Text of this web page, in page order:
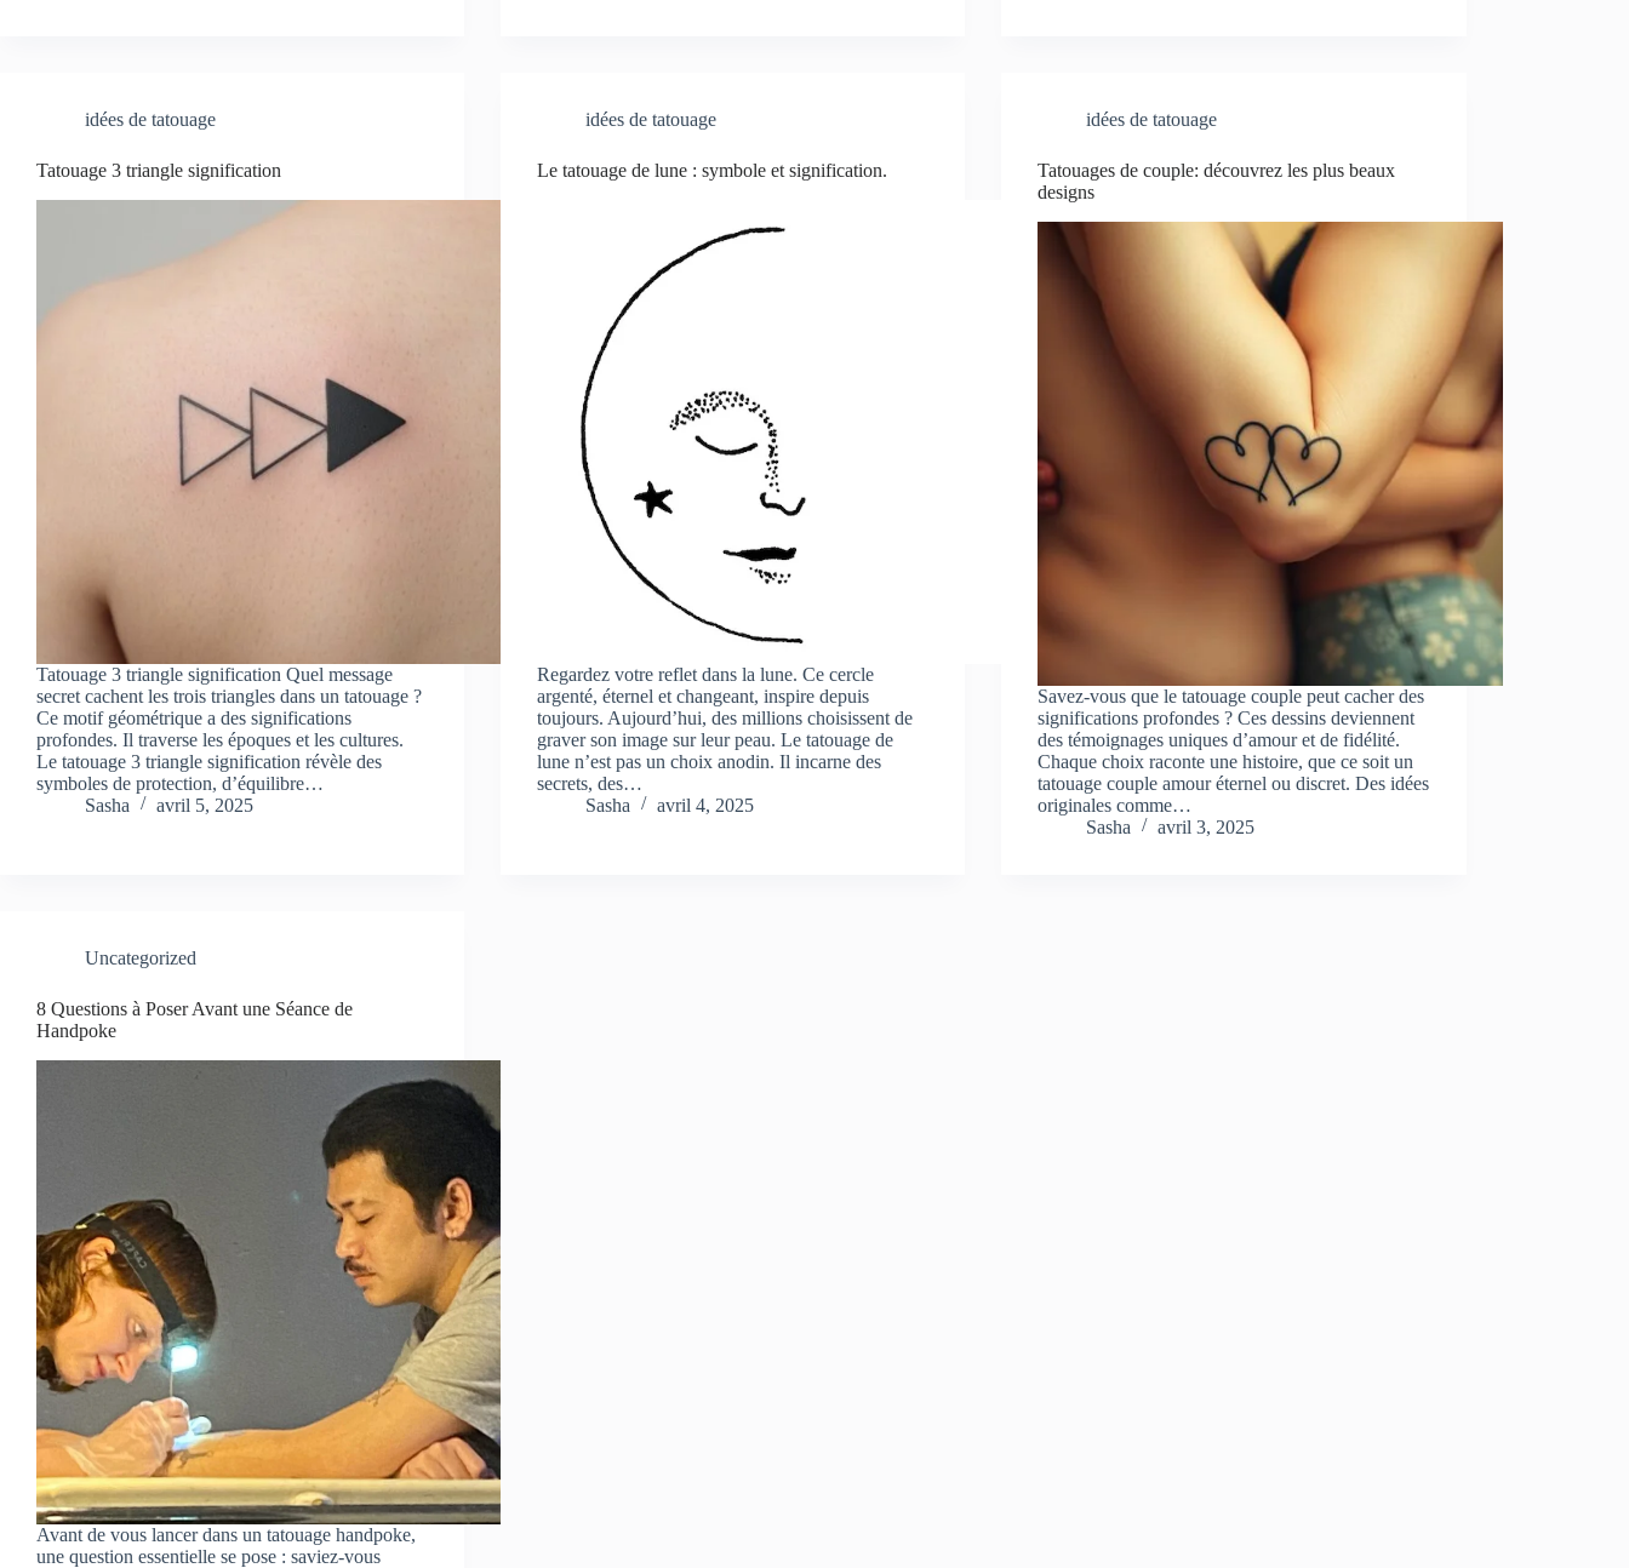
idées de tatouage
Tatouage 3 triangle signification
Tatouage 3 triangle signification Quel message
secret cachent les trois triangles dans un tatouage ?
Ce motif géométrique a des significations
profondes. Il traverse les époques et les cultures.
Le tatouage 3 triangle signification révèle des
symboles de protection, d’équilibre…
Sasha
avril 5, 2025
idées de tatouage
Le tatouage de lune : symbole et signification.
Regardez votre reflet dans la lune. Ce cercle
argenté, éternel et changeant, inspire depuis
toujours. Aujourd’hui, des millions choisissent de
graver son image sur leur peau. Le tatouage de
lune n’est pas un choix anodin. Il incarne des
secrets, des…
Sasha
avril 4, 2025
idées de tatouage
Tatouages de couple: découvrez les plus beaux
designs
Savez-vous que le tatouage couple peut cacher des
significations profondes ? Ces dessins deviennent
des témoignages uniques d’amour et de fidélité.
Chaque choix raconte une histoire, que ce soit un
tatouage couple amour éternel ou discret. Des idées
originales comme…
Sasha
avril 3, 2025
Uncategorized
8 Questions à Poser Avant une Séance de
Handpoke
Avant de vous lancer dans un tatouage handpoke,
une question essentielle se pose : saviez-vous